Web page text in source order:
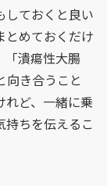
しておくと良い
とめておくだけ
「潰瘍性大腸
向き合うこと
れど、一緒に乗
持ちを伝えるこ